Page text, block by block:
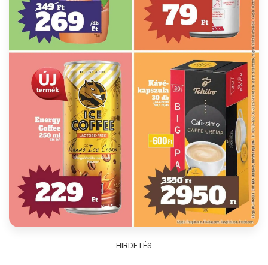
HIRDETÉS